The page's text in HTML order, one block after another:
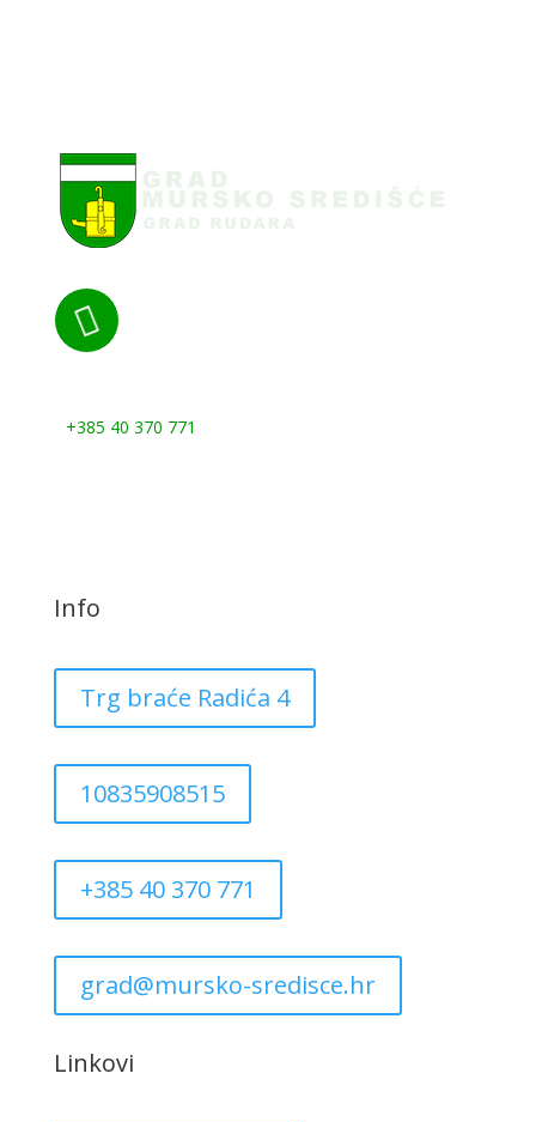

+385 40 370 771
Info
Trg braće Radića 4
10835908515
+385 40 370 771
grad@mursko-sredisce.hr
Linkovi